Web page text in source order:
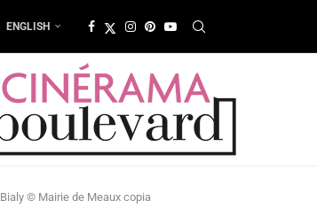
ENGLISH
© Mairie de Meaux copia